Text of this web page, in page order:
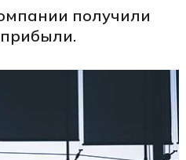
получили